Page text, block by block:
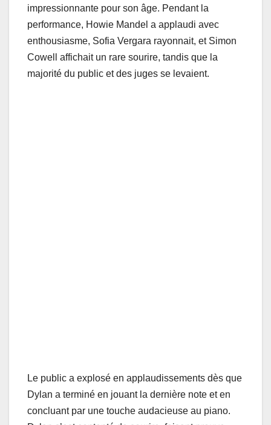
impressionnante pour son âge. Pendant la
performance, Howie Mandel a applaudi avec
enthousiasme, Sofia Vergara rayonnait, et Simon
Cowell affichait un rare sourire, tandis que la
majorité du public et des juges se levaient.
Le public a explosé en applaudissements dès que
Dylan a terminé en jouant la dernière note et en
concluant par une touche audacieuse au piano.